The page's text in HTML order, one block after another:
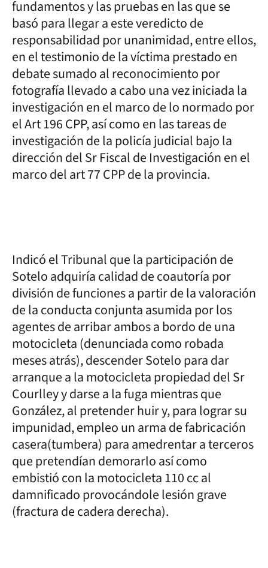
fundamentos y las pruebas en las que se
basó para llegar a este veredicto de
responsabilidad por unanimidad, entre ellos,
en el testimonio de la víctima prestado en
debate sumado al reconocimiento por
fotografía llevado a cabo una vez iniciada la
investigación en el marco de lo normado por
el Art 196 CPP, así como en las tareas de
investigación de la policía judicial bajo la
dirección del Sr Fiscal de Investigación en el
marco del art 77 CPP de la provincia.
Indicó el Tribunal que la participación de
Sotelo adquiría calidad de coautoría por
división de funciones a partir de la valoración
de la conducta conjunta asumida por los
agentes de arribar ambos a bordo de una
motocicleta (denunciada como robada
meses atrás), descender Sotelo para dar
arranque a la motocicleta propiedad del Sr
Courlley y darse a la fuga mientras que
González, al pretender huir y, para lograr su
impunidad, empleo un arma de fabricación
casera(tumbera) para amedrentar a terceros
que pretendían demorarlo así como
embistió con la motocicleta 110 cc al
damnificado provocándole lesión grave
(fractura de cadera derecha).